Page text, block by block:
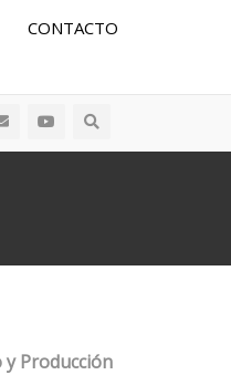
CONTACTO
y Producción